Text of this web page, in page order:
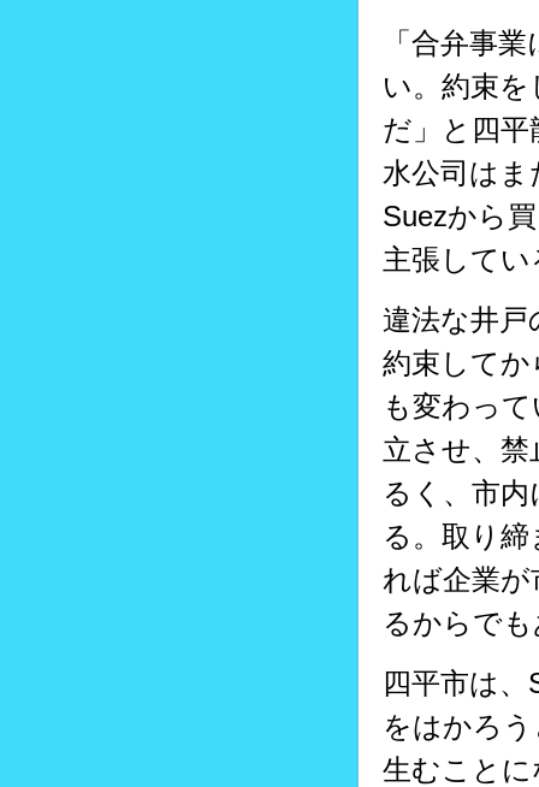
「合弁事
い。約束
だ」と四平
水公司は
Suezから
主張してい
違法な井戸
約束して
も変わっ
立させ、
るく、市
る。取り
れば企業
るからで
四平市は
をはかろ
生むこと